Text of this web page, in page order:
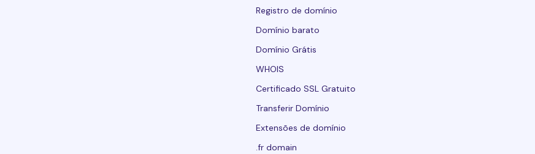
Registro de domínio
Domínio barato
Domínio Grátis
WHOIS
Certificado SSL Gratuito
Transferir Domínio
Extensões de domínio
.fr domain